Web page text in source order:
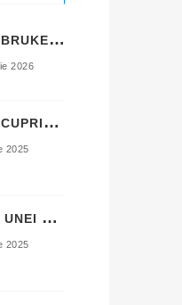
M
UZEUL BRUKENTHAL: 200 DE ANI DE ISTORIE ȘI ARTĂ ÎN INIMA SIBIULUI
2026
S
TATUIE CUPRINSĂ ÎNTRE RUINELE ZIDULUI UNEI CLĂDIRI, DESCOPERITĂ LA FILIPI
2025
M
ATRIȚA UNEI MĂȘTI CE O ÎNFĂȚIȘEAZĂ PE MEDUSA, DESCOPERITĂ ÎN SICILIA
2025